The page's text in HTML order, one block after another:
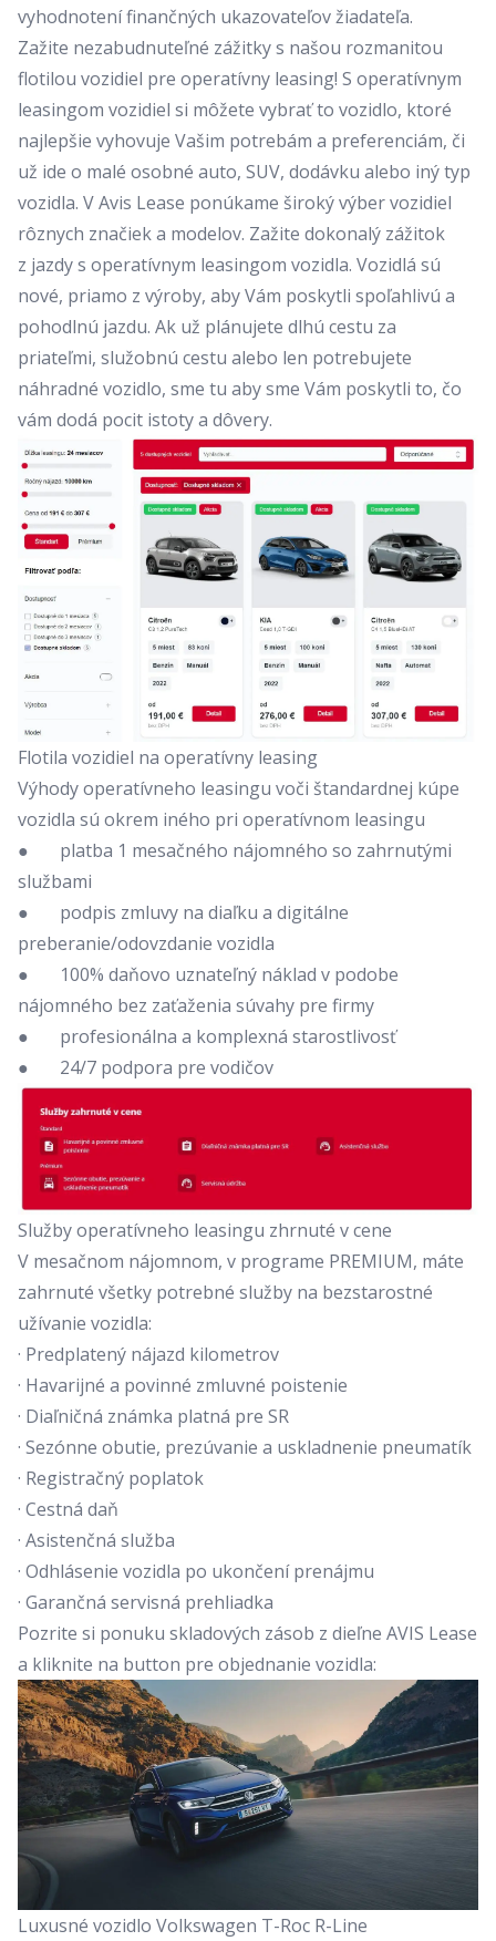
vyhodnotení finančných ukazovateľov žiadateľa.
Zažite nezabudnuteľné zážitky s našou rozmanitou
flotilou vozidiel pre operatívny leasing! S operatívnym
leasingom vozidiel si môžete vybrať to vozidlo, ktoré
najlepšie vyhovuje Vašim potrebám a preferenciám, či
už ide o malé osobné auto, SUV, dodávku alebo iný typ
vozidla. V Avis Lease ponúkame široký výber vozidiel
rôznych značiek a modelov. Zažite dokonalý zážitok
z jazdy s operatívnym leasingom vozidla. Vozidlá sú
nové, priamo z výroby, aby Vám poskytli spoľahlivú a
pohodlnú jazdu. Ak už plánujete dlhú cestu za
priateľmi, služobnú cestu alebo len potrebujete
náhradné vozidlo, sme tu aby sme Vám poskytli to, čo
vám dodá pocit istoty a dôvery.
Flotila vozidiel na operatívny leasing
Výhody operatívneho leasingu voči štandardnej kúpe
vozidla sú okrem iného pri operatívnom leasingu
● platba 1 mesačného nájomného so zahrnutými
službami
● podpis zmluvy na diaľku a digitálne
preberanie/odovzdanie vozidla
● 100% daňovo uznateľný náklad v podobe
nájomného bez zaťaženia súvahy pre firmy
● profesionálna a komplexná starostlivosť
● 24/7 podpora pre vodičov
Služby operatívneho leasingu zhrnuté v cene
V mesačnom nájomnom, v programe PREMIUM, máte
zahrnuté všetky potrebné služby na bezstarostné
užívanie vozidla:
· Predplatený nájazd kilometrov
· Havarijné a povinné zmluvné poistenie
· Diaľničná známka platná pre SR
· Sezónne obutie, prezúvanie a uskladnenie pneumatík
· Registračný poplatok
· Cestná daň
· Asistenčná služba
· Odhlásenie vozidla po ukončení prenájmu
· Garančná servisná prehliadka
Pozrite si ponuku skladových zásob z dieľne AVIS Lease
a kliknite na button pre objednanie vozidla:
Luxusné vozidlo Volkswagen T-Roc R-Line